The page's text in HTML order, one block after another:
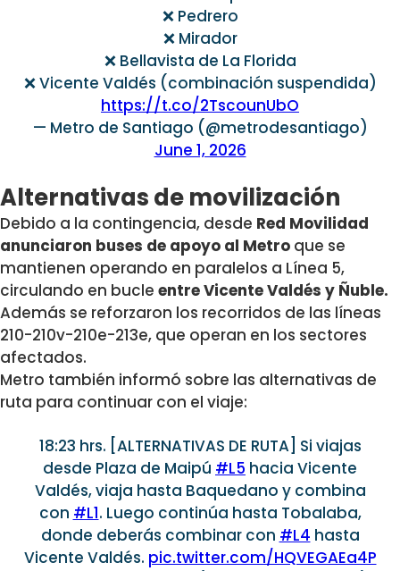
❌️ Pedrero
❌️ Mirador
❌️ Bellavista de La Florida
❌️ Vicente Valdés (combinación suspendida)
https://t.co/2TscounUbO
— Metro de Santiago (@metrodesantiago)
June 1, 2026
Alternativas de movilización
Debido a la contingencia, desde Red Movilidad
anunciaron buses de apoyo al Metro que se
mantienen operando en paralelos a Línea 5,
circulando en bucle entre Vicente Valdés y Ñuble.
Además se reforzaron los recorridos de las líneas
210-210v-210e-213e, que operan en los sectores
afectados.
Metro también informó sobre las alternativas de
ruta para continuar con el viaje:
18:23 hrs. [ALTERNATIVAS DE RUTA] Si viajas
desde Plaza de Maipú #L5 hacia Vicente
Valdés, viaja hasta Baquedano y combina
con #L1. Luego continúa hasta Tobalaba,
donde deberás combinar con #L4 hasta
Vicente Valdés. pic.twitter.com/HQVEGAEa4P